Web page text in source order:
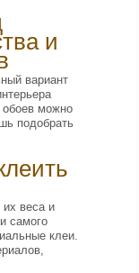
и
вариант
обоев можно
подобрать
их веса и
самого
клеи.